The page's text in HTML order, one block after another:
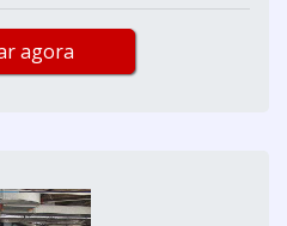
agora